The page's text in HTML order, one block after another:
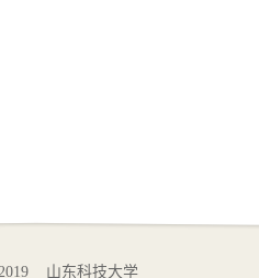
2019 山东科技大学